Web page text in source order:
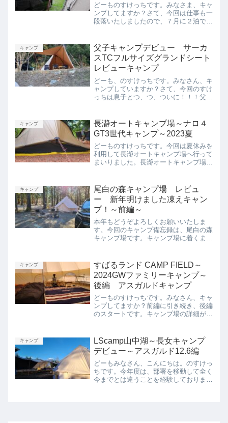
どーものすけっちです。みなさま、キャ
ンプしてますか？さて、今回は仕事も一
段落いたしましたので、７月に２泊で行
情報を知りたい方、子育てキャンプの様
子が知りたい方、のすけっ...
キャンプ
父子キャンプデビュー サーカ
スTCフルサイズグランドシート
レビューキャンプ
どーも、のすけっちです。みなさん、キ
ャンプしていますか？さて、今回のすけ
っちは息子とつ、つ、ついに！！！父子
ズグランドシートの使い心地が知りたい
方、のすけっちの熱烈なフ...
キャンプ
長瀞オートキャンプ場～ナロ４
GT3世代キャンプ～2023夏
どーものすけっちです。今回は夏休みを
利用して長瀞オートキャンプ場へ行って
まいりました。長瀞オートキャンプ場を
本編スタートです。長瀞オートキャンプ
場レポート父子キャンプに...
キャンプ
尾白の森キャンプ場 レビュ
ー 新年明けました凍えキャン
プ！～前編～
本年もどうぞよろしくお願いいたしま
す。今回のキャンプ備忘録は、尾白の森
キャンプ場です。キャンプ場に着くまで
内容のみをちゃちゃっと知りたい方は、
後編へどうぞ。２０２３年１...
キャンプ
すばるランド CAMP FIELD～
2024GWファミリーキャンプ～
後編 アスガルドキャンプ
どーものすけっちです。みなさん、キャ
ンプしてますか？前編に引き続き、後編
のスタートです。キャンプ場の詳細が知
引き続きお楽しみください♪ 起床～朝
ごはん～撤収クワイエットタ...
キャンプ
LScamp山中湖～長女キャンプ
デビュー～アスガルド12.6編
どーもみなさん、こんにちは。のすけっ
ちです。今年度は、部署を移動して全く
今までとは違うことを経験しておりま